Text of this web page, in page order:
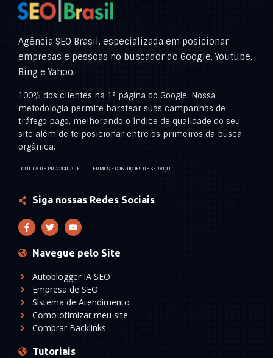
Agência SEO Brasil, especializada em posicionar
empresas e pessoas no buscador do Google, Youtube,
Bing e Yahoo.
100% dos clientes na 1ª página do Google. Nossa
metodologia permite baratear suas campanhas de
tráfego pago, melhorando o índice de qualidade do seu
site além de te posicionar entre os primeiros da busca
orgânica.
POLÍTICA DE PRIVACIDADE TERMOS E CONDIÇÕES DE SERVIÇO
Siga nossas Redes Sociais
Navegue pelo Site
Autoblogger IA SEO
Empresa de SEO
Sistema de Atendimento
Como otimizar meu site
Comprar Backlinks
Tutoriais